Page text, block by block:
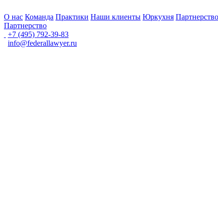
О нас Команда Практики Наши клиенты Юркухня Партнерство
Партнерство
+7 (495) 792-39-83
info@federallawyer.ru